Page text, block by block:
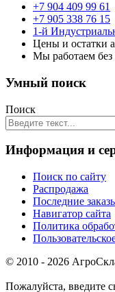
+7 904 409 99 61
+7 905 338 76 15
1-й
Цены и остатки
Мы работаем
Умный поиск
Поиск
Информация и
Поиск по сайту
Распродажа
Последние
Навигатор сайта
Политика
© 2010 - 2026
Пожалуйста, введите